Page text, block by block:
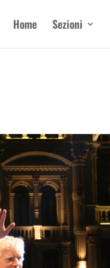
Home Sezioni